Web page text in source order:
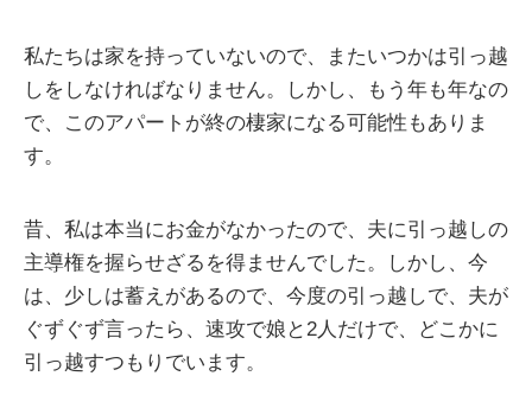
私たちは家を持っていないので、またいつかは引っ越
しをしなければなりません。しかし、もう年も年なの
で、このアパートが終の棲家になる可能性もありま
す。
昔、私は本当にお金がなかったので、夫に引っ越しの
主導権を握らせざるを得ませんでした。しかし、今
は、少しは蓄えがあるので、今度の引っ越しで、夫が
ぐずぐず言ったら、速攻で娘と2人だけで、どこかに
引っ越すつもりでいます。